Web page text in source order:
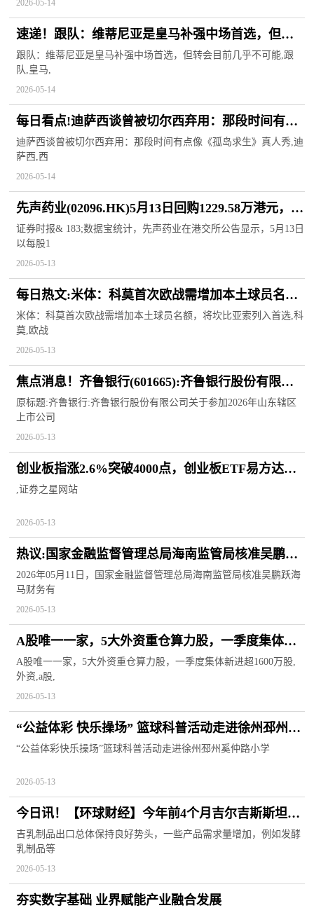
2026-05-14
速递！跟队：维蒂尼亚是皇马补强中场首选，但转
会目前几乎不可能
跟队：维蒂尼亚是皇马补强中场首选，但转会目前几乎不可能,跟
队,皇马,
2026-05-14
每日看点!迪萨西谈曾被切尔西弃用：那段时间有点
像《孤岛求生》真人秀
迪萨西谈曾被切尔西弃用：那段时间有点像《孤岛求生》真人秀,迪
萨西,西
2026-05-14
先声药业(02096.HK)5月13日回购1229.58万港元，年
内累计回购1.86亿港元
证券时报& 183;数据宝统计，先声药业在港交所公告显示，5月13日
以每股1
2026-05-13
每日热文:米体：科莫首次欧战需增加本土球员名
额，将坎比亚索列入首选
米体：科莫首次欧战需增加本土球员名额，将坎比亚索列入首选,科
莫,欧战
2026-05-13
焦点消息！齐鲁银行(601665):齐鲁银行股份有限公
司关于参加2026年山东辖区上市公司投资者网上集
体接待日活动
原标题:齐鲁银行:齐鲁银行股份有限公司关于参加2026年山东辖区
上市公司
2026-05-13
创业板指涨2.6%突破4000点，创业板ETF易方达
（159915）获资金青睐-前沿资讯
,证券之星网站
2026-05-13
热议:国家金融监督管理总局海南监管局核准吴鹏跃
海马财务有限公司首席合规官任职资格
2026年05月11日，国家金融监督管理总局海南监管局核准吴鹏跃海
马财务有
2026-05-13
A股唯一一家，5大外资重仓算力股，一季度集体新
进超1600万股 快看点
A股唯一一家，5大外资重仓算力股，一季度集体新进超1600万股,
外资,a股,
2026-05-13
“公益体彩 快乐操场” 篮球科普活动走进徐州邳州奚
仲路小学
“公益体彩快乐操场”篮球科普活动走进徐州邳州奚仲路小学
2026-05-13
今日讯！【环球财经】今年前4个月吉尔吉斯斯坦乳
制品出口同比增长16.7%
吉乳制品出口总体保持良好势头，一些产品需求量增加，例如发酵
乳制品等
2026-05-13
夯实数字基础 业界赋能产业融合发展